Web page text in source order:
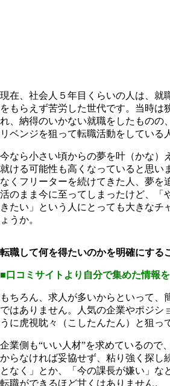
現在、社会人５年目くらいの人は、就
をもらえず苦労した世代です。当時は
れ、納得のいかない就職をしたものの
リベンジを狙って転職活動をしている
今なら小さい頃からの夢を叶（かな）
就ける可能性も高くなっていると思い
なくフリーターを続けてきた人、夢を
活のまま今に至ってしまったけど、「
きたい」という人にとっても大きなチ
ょうか。
転職して何を得たいのかを明確にする
■口コミサイトより自分で集めた情報を
もちろん、求人が多いからといって、
ではありません。人気の企業やポジシ
うに虎視眈々（こしたんたん）と狙っ
企業側も“いい人材”を求めているので
からなければ妥協せず、粘り強く探し
となく」とか、「今の課長が嫌い」な
転職ができるほど甘くはありません。